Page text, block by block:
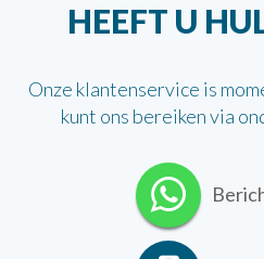
HEEFT U
Onze klantenservice is
kunt ons bereiken via